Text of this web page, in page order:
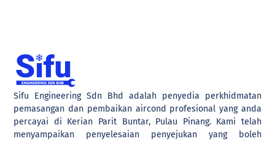
Sifu Engineering Sdn Bhd adalah penyedia perkhidmatan
pemasangan dan pembaikan aircond profesional yang anda
percayai di Kerian Parit Buntar, Pulau Pinang. Kami telah
menyampaikan penyelesaian penyejukan yang boleh